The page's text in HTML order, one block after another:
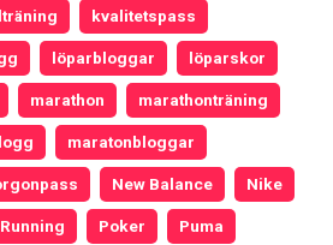
kvalitetspass
löparbloggar löparskor
marathon marathonträning
maratonbloggar
New Balance Nike
Poker Puma